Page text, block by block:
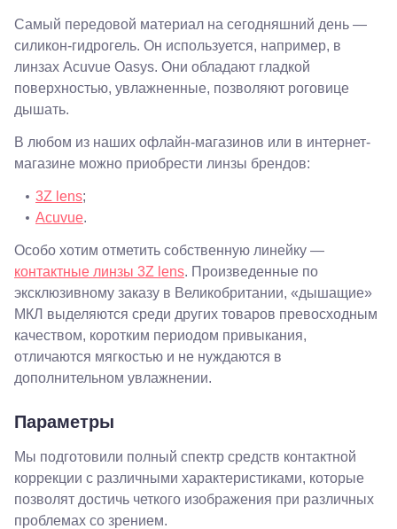
Самый передовой материал на сегодняшний день —
силикон-гидрогель. Он используется, например, в
линзах Acuvue Oasys. Они обладают гладкой
поверхностью, увлажненные, позволяют роговице
дышать.
В любом из наших офлайн-магазинов или в интернет-
магазине можно приобрести линзы брендов:
3Z lens;
Acuvue.
Особо хотим отметить собственную линейку —
контактные линзы 3Z lens. Произведенные по
эксклюзивному заказу в Великобритании, «дышащие»
МКЛ выделяются среди других товаров превосходным
качеством, коротким периодом привыкания,
отличаются мягкостью и не нуждаются в
дополнительном увлажнении.
Параметры
Мы подготовили полный спектр средств контактной
коррекции с различными характеристиками, которые
позволят достичь четкого изображения при различных
проблемах со зрением.
Проверка
Подбор
Подбор
контактных
Совхозная,
98/4, литер
А
Соликамск,
ул.
Калийная,
138
Островского,
67
ул.
Таманская,
120а
Тимашевск,
ул. Ленина,
169
Тихорецк,
ул.
Октябрьская,
53
Туапсе,
ул.
Ленина,
Черкесск,
ул.
Умара
Алиева,
6
Москва, м.
Крылатское